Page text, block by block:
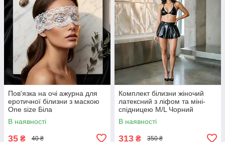
Пов'язка на очі ажурна для
еротичної білизни з маскою
One size Біла
В наявності
35 ₴ 40 ₴
Комплект білизни жіночий
латексний з ліфом та міні-
спідницею M/L Чорний
В наявності
313 ₴ 350 ₴